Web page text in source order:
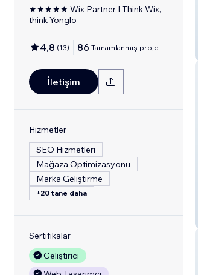
★★★★★ Wix Partner I Think Wix,
think Yonglo
4,8 (13) 86 Tamamlanmış proje
İletişim
Hizmetler
SEO Hizmetleri
Mağaza Optimizasyonu
Marka Geliştirme
+20 tane daha
Sertifikalar
Geliştirici